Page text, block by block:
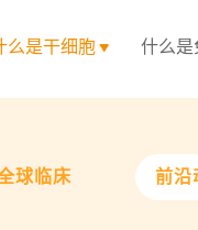
么是干细胞 什么是
球临床 前沿